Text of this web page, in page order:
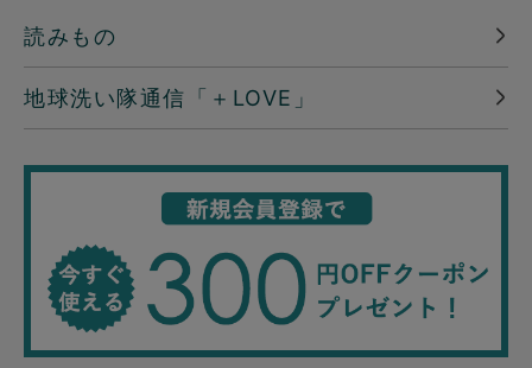
読みもの
地球洗い隊通信「＋LOVE」